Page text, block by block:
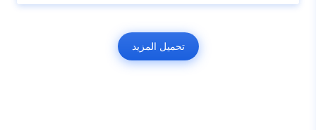
تحميل المزيد